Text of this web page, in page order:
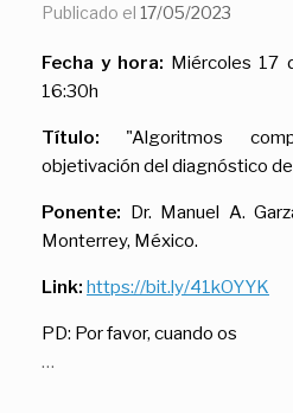
Publicado el 17/05/2023
Fecha y hora: Miércoles 17
16:30h
Título: "Algoritmos
objetivación del diagnóstico
Ponente: Dr. Manuel A.
Monterrey, México.
Link: https://bit.ly/41kOYYK
PD: Por favor, cuando os
…